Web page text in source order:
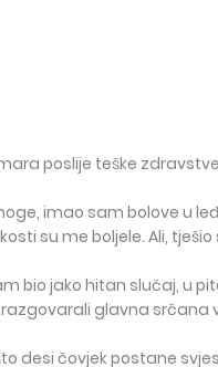
poslije teške
imao sam bolove u
su me boljele. Ali,
bio jako hitan slučaj, u
glavna srčana
desi čovjek postane